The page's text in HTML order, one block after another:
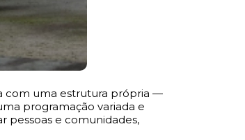
com uma estrutura própria —
programação variada e
pessoas e comunidades,